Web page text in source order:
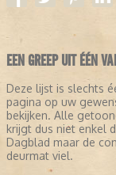
van Het Volkdat ze
beloftes. Vanaf 20
NSB'er Rost van
Na de oorlog werd
passen naarHet
EEN GREEP UIT ÉÉN
Deze lijst is slechts
pagina op uw
bekijken. Alle
krijgt dus niet enkel
Dagblad maar de
deurmat viel.